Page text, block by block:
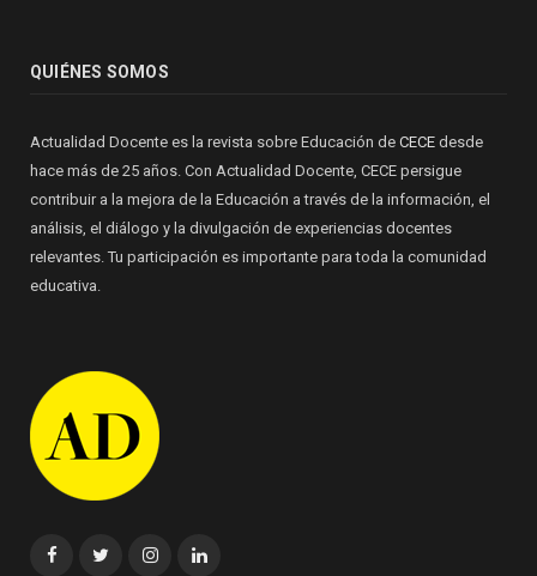
QUIÉNES SOMOS
Actualidad Docente es la revista sobre Educación de CECE desde
hace más de 25 años. Con Actualidad Docente, CECE persigue
contribuir a la mejora de la Educación a través de la información, el
análisis, el diálogo y la divulgación de experiencias docentes
relevantes. Tu participación es importante para toda la comunidad
educativa.
FacebookTwitterInstagramLinkedin